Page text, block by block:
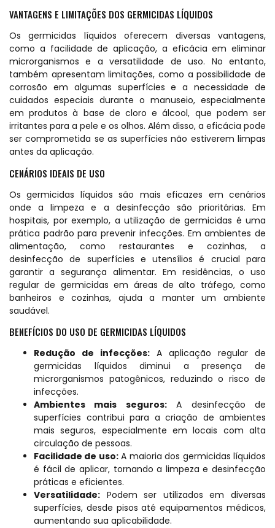
VANTAGENS E LIMITAÇÕES DOS GERMICIDAS LÍQUIDOS
Os germicidas líquidos oferecem diversas vantagens,
como a facilidade de aplicação, a eficácia em eliminar
microrganismos e a versatilidade de uso. No entanto,
também apresentam limitações, como a possibilidade de
corrosão em algumas superfícies e a necessidade de
cuidados especiais durante o manuseio, especialmente
em produtos à base de cloro e álcool, que podem ser
irritantes para a pele e os olhos. Além disso, a eficácia pode
ser comprometida se as superfícies não estiverem limpas
antes da aplicação.
CENÁRIOS IDEAIS DE USO
Os germicidas líquidos são mais eficazes em cenários
onde a limpeza e a desinfecção são prioritárias. Em
hospitais, por exemplo, a utilização de germicidas é uma
prática padrão para prevenir infecções. Em ambientes de
alimentação, como restaurantes e cozinhas, a
desinfecção de superfícies e utensílios é crucial para
garantir a segurança alimentar. Em residências, o uso
regular de germicidas em áreas de alto tráfego, como
banheiros e cozinhas, ajuda a manter um ambiente
saudável.
BENEFÍCIOS DO USO DE GERMICIDAS LÍQUIDOS
Redução de infecções: A aplicação regular de
germicidas líquidos diminui a presença de
microrganismos patogênicos, reduzindo o risco de
infecções.
Ambientes mais seguros:A desinfecção de
superfícies contribui para a criação de ambientes
mais seguros, especialmente em locais com alta
circulação de pessoas.
Facilidade de uso:A maioria dos germicidas líquidos
é fácil de aplicar, tornando a limpeza e desinfecção
práticas e eficientes.
Versatilidade: Podem ser utilizados em diversas
superfícies, desde pisos até equipamentos médicos,
aumentando sua aplicabilidade.